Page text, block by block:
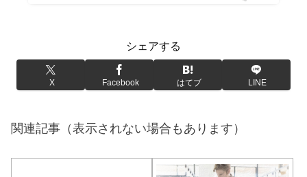
シェアする
X Facebook はてブ LINE
関連記事（表示されない場合もあります）